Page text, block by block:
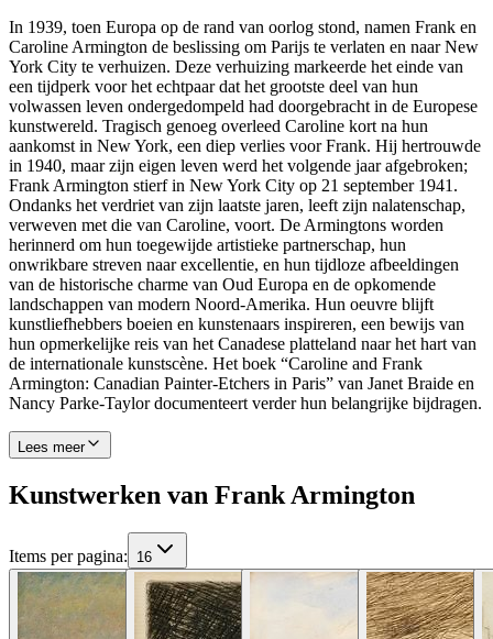
In 1939, toen Europa op de rand van oorlog stond, namen Frank en
Caroline Armington de beslissing om Parijs te verlaten en naar New
York City te verhuizen. Deze verhuizing markeerde het einde van
een tijdperk voor het echtpaar dat het grootste deel van hun
volwassen leven ondergedompeld had doorgebracht in de Europese
kunstwereld. Tragisch genoeg overleed Caroline kort na hun
aankomst in New York, een diep verlies voor Frank. Hij hertrouwde
in 1940, maar zijn eigen leven werd het volgende jaar afgebroken;
Frank Armington stierf in New York City op 21 september 1941.
Ondanks het verdriet van zijn laatste jaren, leeft zijn nalatenschap,
verweven met die van Caroline, voort. De Armingtons worden
herinnerd om hun toegewijde artistieke partnerschap, hun
onwrikbare streven naar excellentie, en hun tijdloze afbeeldingen
van de historische charme van Oud Europa en de opkomende
landschappen van modern Noord-Amerika. Hun oeuvre blijft
kunstliefhebbers boeien en kunstenaars inspireren, een bewijs van
hun opmerkelijke reis van het Canadese platteland naar het hart van
de internationale kunstscène. Het boek “Caroline and Frank
Armington: Canadian Painter-Etchers in Paris” van Janet Braide en
Nancy Parke-Taylor documenteert verder hun belangrijke bijdragen.
Lees meer
Kunstwerken van Frank Armington
Items per pagina: 16